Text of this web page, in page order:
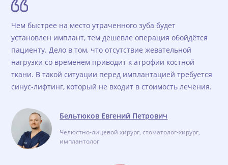
Чем быстрее на место утраченного зуба будет
установлен имплант, тем дешевле операция обойдётся
пациенту. Дело в том, что отсутствие жевательной
нагрузки со временем приводит к атрофии костной
ткани. В такой ситуации перед имплантацией требуется
синус-лифтинг, который не входит в стоимость лечения.
Бельтюков Евгений Петрович
Челюстно-лицевой хирург, стоматолог-хирург,
имплантолог